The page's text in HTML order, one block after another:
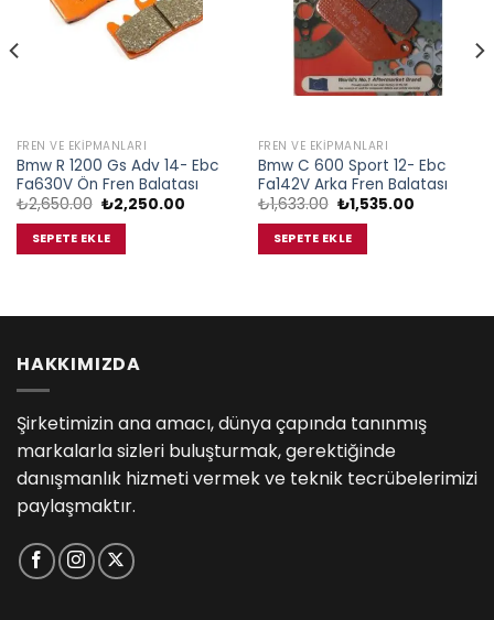
FREN VE EKIPMANLARI
Bmw R 1200 Gs Adv 14- Ebc
Fa630V Ön Fren Balatası
₺2,650.00 Orijinal
fiyat:
₺2,650.00.
₺2,250.00Şu
SEPETE EKLE
FREN VE EKIPMANLARI
Bmw C 600 Sport 12- Ebc
Fa142V Arka Fren Balatası
₺1,633.00 Orijinal
fiyat:
₺1,633.00.
₺1,535.00Şu
SEPETE EKLE
HAKKIMIZDA
Şirketimizin ana amacı, dünya çapında tanınmış
markalarla sizleri buluşturmak, gerektiğinde
danışmanlık hizmeti vermek ve teknik tecrübelerimizi
paylaşmaktır.